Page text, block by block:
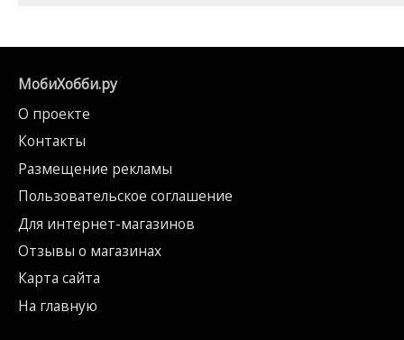
МобиХобби.ру
О проекте
Контакты
Размещение рекламы
Пользовательское соглашение
Для интернет-магазинов
Отзывы о магазинах
Карта сайта
На главную